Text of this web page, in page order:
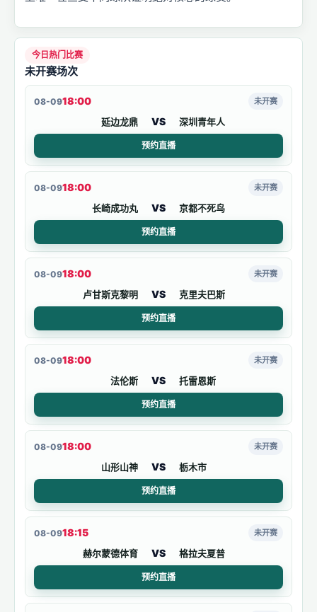
今日热门比赛
未开赛场次
08-0918:00
延边龙鼎 VS 深圳青年人
未开赛
预约直播
08-0918:00
长崎成功丸 VS 京都不死鸟
未开赛
预约直播
08-0918:00
卢甘斯克黎明 VS 克里夫巴斯
未开赛
预约直播
08-0918:00
法伦斯 VS 托雷恩斯
未开赛
预约直播
08-0918:00
山形山神 VS 栃木市
未开赛
预约直播
08-0918:15
赫尔蒙德体育 VS 格拉夫夏普
未开赛
预约直播